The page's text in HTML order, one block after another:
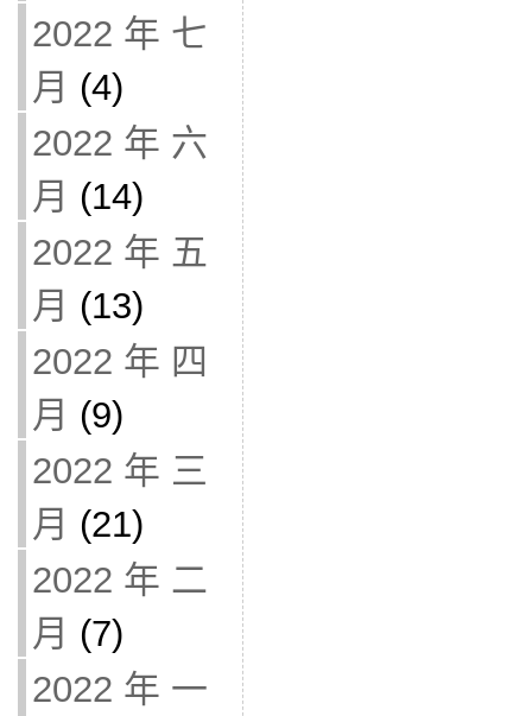
2022 年 七
月 (4)
2022 年 六
月 (14)
2022 年 五
月 (13)
2022 年 四
月 (9)
2022 年 三
月 (21)
2022 年 二
月 (7)
2022 年 一